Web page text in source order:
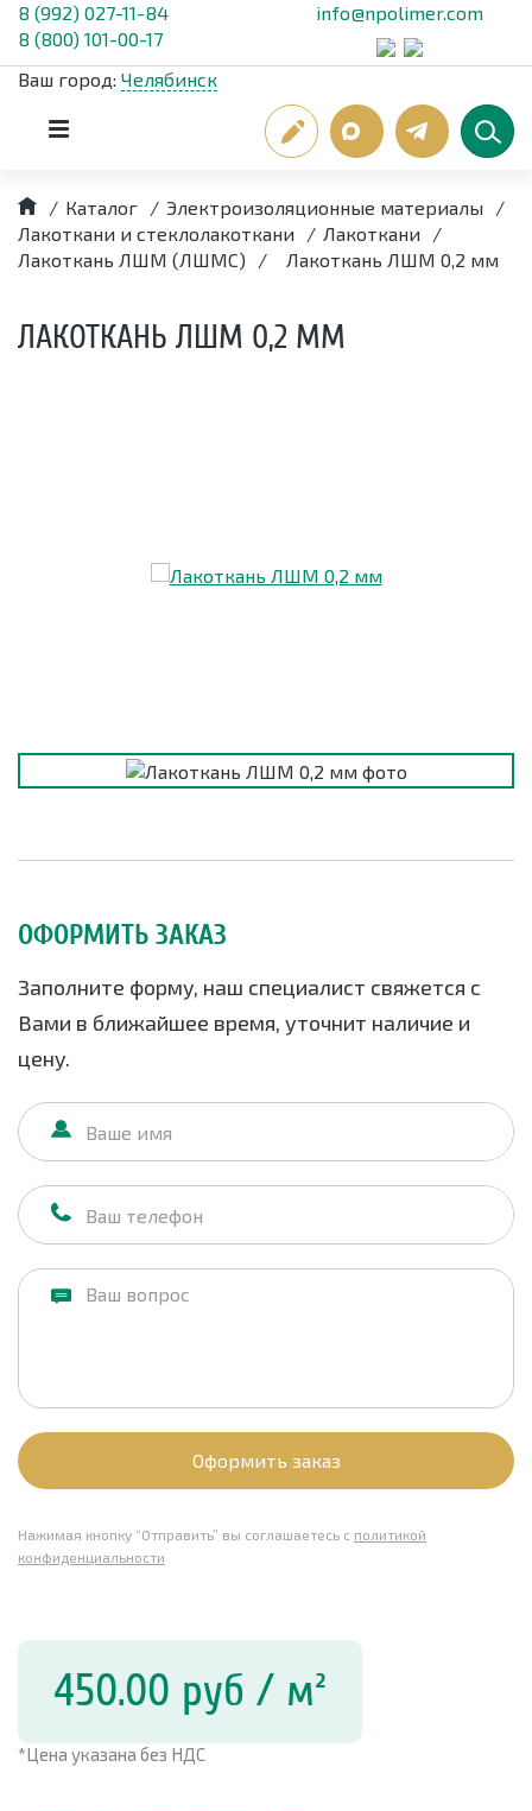
8 (992) 027-11-84
8 (800) 101-00-17
info@npolimer.com
Ваш город: Челябинск
/ Каталог / Электроизоляционные материалы
/
Лакоткани и стеклолакоткани
/ Лакоткани
/
Лакоткань ЛШМ (ЛШМС)
/ Лакоткань ЛШМ 0,2 мм
ЛАКОТКАНЬ ЛШМ 0,2 ММ
ОФОРМИТЬ ЗАКАЗ
Заполните форму, наш специалист свяжется с
Вами в ближайшее время, уточнит наличие и
цену.
Оформить заказ
Нажимая кнопку “Отправить” вы соглашаетесь с политикой
конфиденциальности
450.00 руб / м²
*Цена указана без НДС